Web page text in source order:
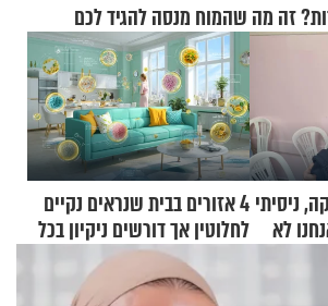
זה מה שהמוח מנסה להגיד לכם
ניסיתי
לא
4 אזורים בבית שנראים נקיים
לחלוטין אך דורשים ניקיון בכל
סוף שבוע